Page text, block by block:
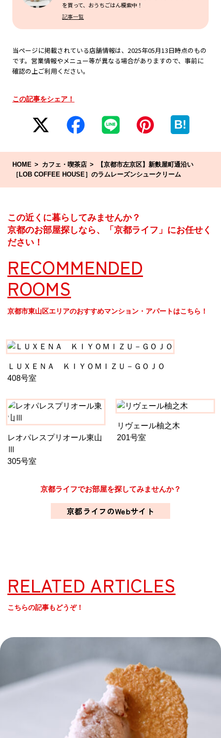
を買って、おうちごはん模索中！
記事一覧
当ページに掲載されている店舗情報は、2025年05月13日時点のもの
です。営業情報やメニュー等が異なる場合がありますので、事前に
確認の上ご利用ください。
この記事をシェア！
B!
HOME カフェ・喫茶店
【京都市左京区】新麩屋町通沿い
［LOB COFFEE HOUSE］のラムレーズンシュークリーム
この近くに暮らしてみませんか？
京都のお部屋探しなら、「京都ライフ」にお任せく
ださい！
RECOMMENDED
ROOMS
京都市東山区エリアのおすすめマンション・アパートはこちら！
ＬＵＸＥＮＡ ＫＩＹＯＭＩＺＵ－ＧＯＪＯ
408号室
レオパレスプリオール東山
Ⅲ
305号室
リヴェール柚之木
201号室
京都ライフでお部屋を探してみませんか？
京都ライフのWebサイト
RELATED ARTICLES
こちらの記事もどうぞ！